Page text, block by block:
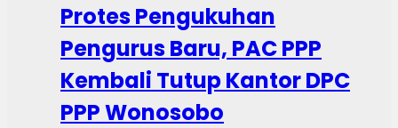
Protes Pengukuhan
Pengurus Baru, PAC PPP
Kembali Tutup Kantor DPC
PPP Wonosobo